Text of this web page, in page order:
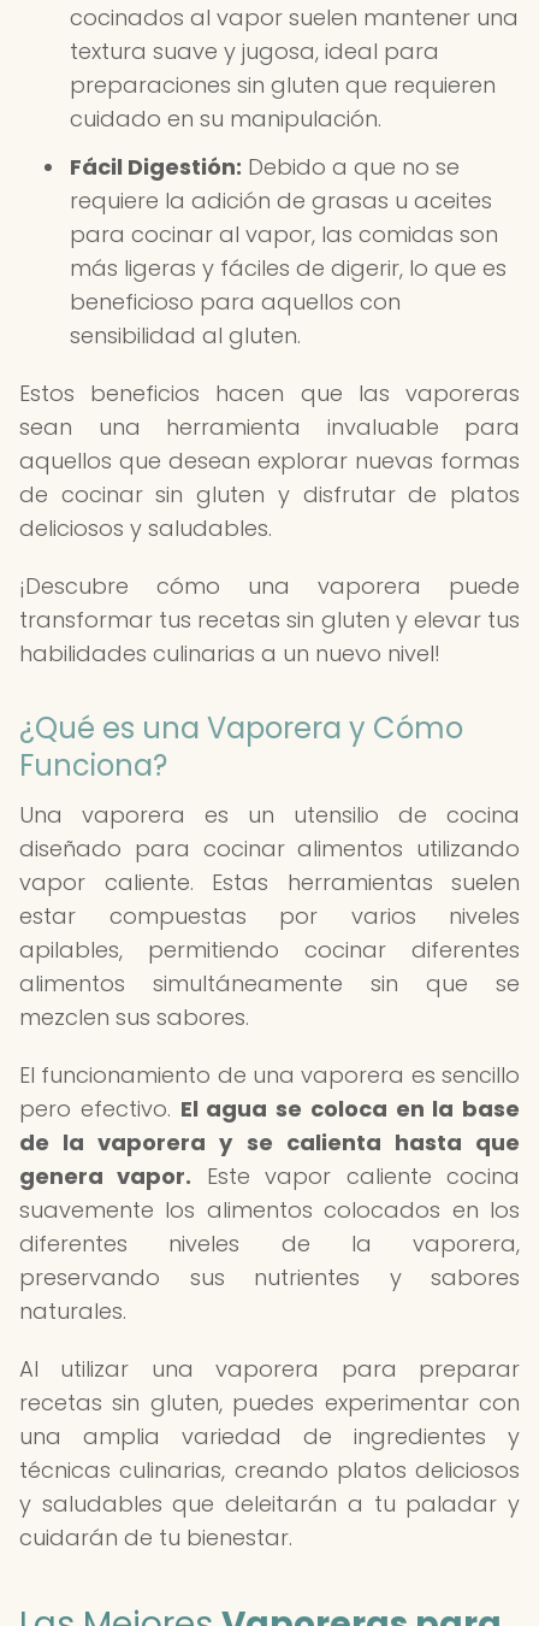
cocinados al vapor suelen mantener una
textura suave y jugosa, ideal para
preparaciones sin gluten que requieren
cuidado en su manipulación.
Fácil Digestión: Debido a que no se
requiere la adición de grasas u aceites
para cocinar al vapor, las comidas son
más ligeras y fáciles de digerir, lo que es
beneficioso para aquellos con
sensibilidad al gluten.
Estos beneficios hacen que las vaporeras
sean una herramienta invaluable para
aquellos que desean explorar nuevas formas
de cocinar sin gluten y disfrutar de platos
deliciosos y saludables.
¡Descubre cómo una vaporera puede
transformar tus recetas sin gluten y elevar tus
habilidades culinarias a un nuevo nivel!
¿Qué es una Vaporera y Cómo
Funciona?
Una vaporera es un utensilio de cocina
diseñado para cocinar alimentos utilizando
vapor caliente. Estas herramientas suelen
estar compuestas por varios niveles
apilables, permitiendo cocinar diferentes
alimentos simultáneamente sin que se
mezclen sus sabores.
El funcionamiento de una vaporera es sencillo
pero efectivo. El agua se coloca en la base
de la vaporera y se calienta hasta que
genera vapor. Este vapor caliente cocina
suavemente los alimentos colocados en los
diferentes niveles de la vaporera,
preservando sus nutrientes y sabores
naturales.
Al utilizar una vaporera para preparar
recetas sin gluten, puedes experimentar con
una amplia variedad de ingredientes y
técnicas culinarias, creando platos deliciosos
y saludables que deleitarán a tu paladar y
cuidarán de tu bienestar.